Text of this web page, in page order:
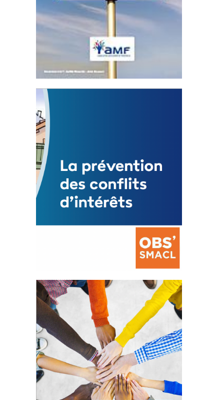
Statut de l’élu local
3 avril 2024
Mise à jour avril 2024
FEUILLETER
La prévention des conflits
d’intérêts
18 septembre 2023
FEUILLETER